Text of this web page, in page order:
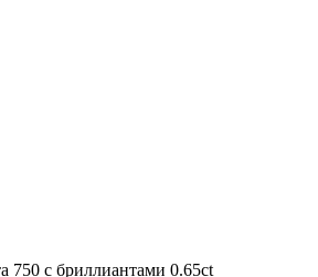
750 с бриллиантами 0.65ct